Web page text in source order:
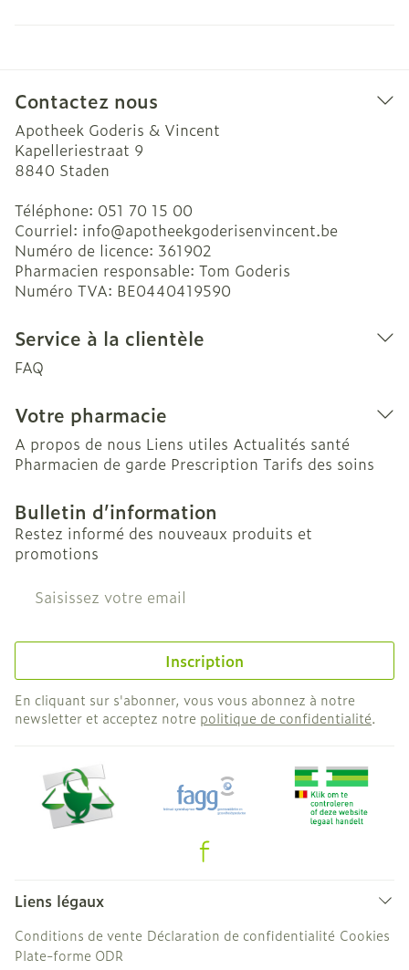
Contactez nous
Apotheek Goderis & Vincent
Kapelleriestraat 9
8840 Staden
Téléphone: 051 70 15 00
Courriel: info@apotheekgoderisenvincent.be
Numéro de licence: 361902
Pharmacien responsable: Tom Goderis
Numéro TVA: BE0440419590
Service à la clientèle
FAQ
Votre pharmacie
A propos de nous Liens utiles Actualités santé
Pharmacien de garde Prescription Tarifs des soins
Bulletin d’information
Restez informé des nouveaux produits et
promotions
Adresse mail
Inscription
En cliquant sur s'abonner, vous vous abonnez à notre
newsletter et acceptez notre politique de confidentialité.
Liens légaux
Conditions de vente Déclaration de confidentialité Cookies
Plate-forme ODR